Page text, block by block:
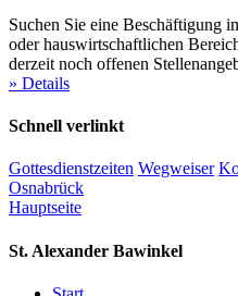
Suchen Sie eine Beschäftigung
oder hauswirtschaftlichen
derzeit noch offenen
» Details
Schnell verlinkt
Gottesdienstzeiten Wegweiser
Osnabrück
Hauptseite
St. Alexander Bawinkel